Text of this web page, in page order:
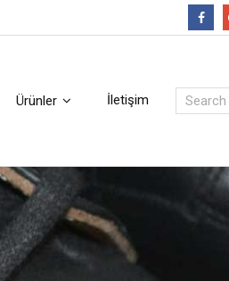
Ürünler İletişim